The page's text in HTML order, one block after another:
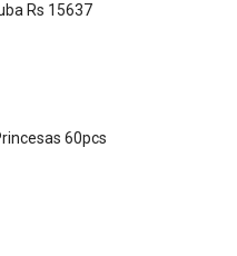
Rs 15637
60pcs